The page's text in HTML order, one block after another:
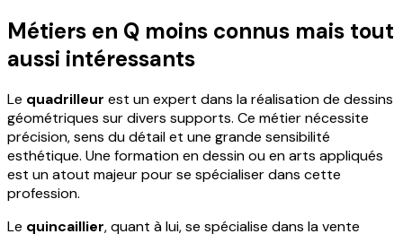
Métiers en Q moins connus mais tout
aussi intéressants
Le quadrilleur est un expert dans la réalisation de dessins
géométriques sur divers supports. Ce métier nécessite
précision, sens du détail et une grande sensibilité
esthétique. Une formation en dessin ou en arts appliqués
est un atout majeur pour se spécialiser dans cette
profession.
Le quincaillier, quant à lui, se spécialise dans la vente